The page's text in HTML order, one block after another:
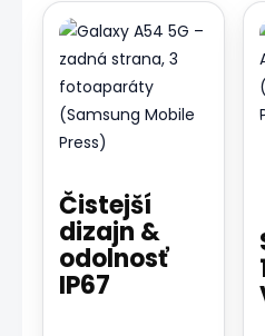
Čistejší
dizajn &
odolnosť
IP67